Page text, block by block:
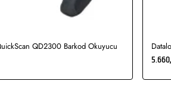
QD2300 Barkod Okuyucu